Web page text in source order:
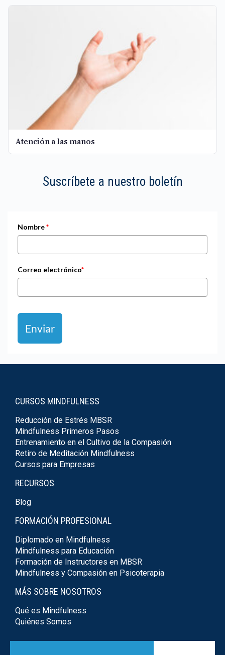
Atención a las manos
Suscríbete a nuestro boletín
Nombre*
Correo electrónico*
Enviar
CURSOS MINDFULNESS
Reducción de Estrés MBSR
Mindfulness Primeros Pasos
Entrenamiento en el Cultivo de la Compasión
Retiro de Meditación Mindfulness
Cursos para Empresas
RECURSOS
Blog
FORMACIÓN PROFESIONAL
Diplomado en Mindfulness
Mindfulness para Educación
Formación de Instructores en MBSR
Mindfulness y Compasión en Psicoterapia
MÁS SOBRE NOSOTROS
Qué es Mindfulness
Quiénes Somos